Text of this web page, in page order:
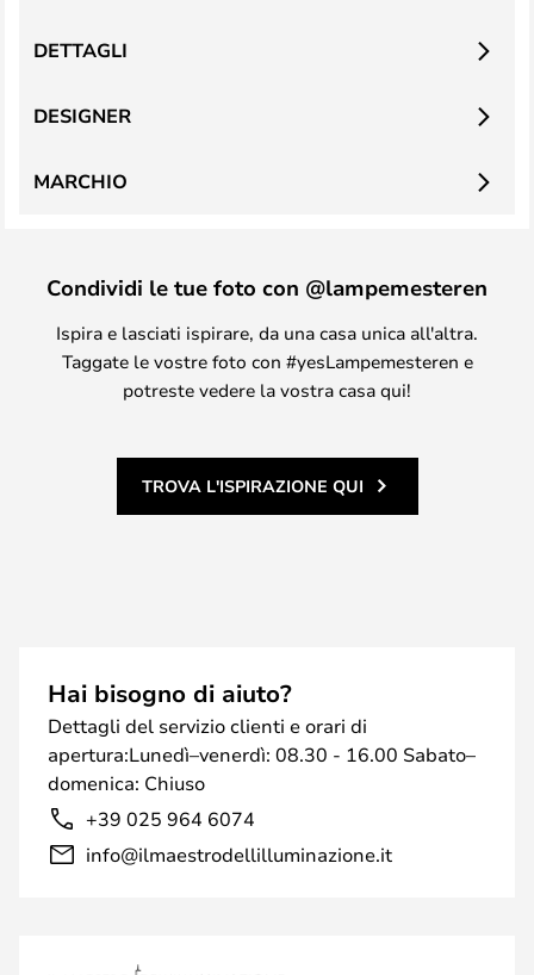
DETTAGLI
DESIGNER
MARCHIO
Condividi le tue foto con @lampemesteren
Ispira e lasciati ispirare, da una casa unica all'altra.
Taggate le vostre foto con #yesLampemesteren e
potreste vedere la vostra casa qui!
TROVA L'ISPIRAZIONE QUI
Hai bisogno di aiuto?
Dettagli del servizio clienti e orari di
apertura:Lunedì–venerdì: 08.30 - 16.00 Sabato–
domenica: Chiuso
+39 025 964 6074
info@ilmaestrodellilluminazione.it